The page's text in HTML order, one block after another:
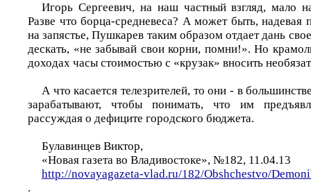
Игорь Сергеевич, на наш частный взгляд, мало
Разве что борца-средневеса? А может быть, надевая
на запястье, Пушкарев таким образом отдает дань
дескать, «не забывай свои корни, помни!». Но
доходах часы стоимостью с «крузак» вносить
А что касается телезрителей, то они - в
зарабатывают, чтобы понимать, что им
рассуждая о дефиците городского бюджета.
Булавинцев Виктор,
«Новая газета во Владивостоке», №182, 11.04.13
http://novayagazeta-vlad.ru/182/Obshchestvo/
.